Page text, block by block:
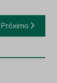
Próximo